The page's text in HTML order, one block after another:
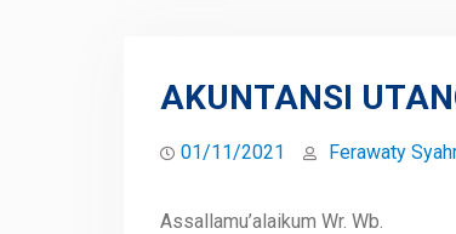
AKUNTANSI
01/11/2021 Ferawaty
Assallamu’alaikum Wr. Wb.